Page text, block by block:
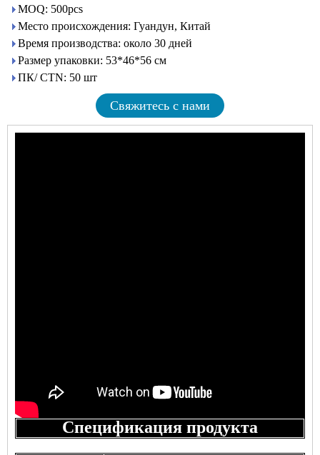
MOQ: 500pcs
Место происхождения: Гуандун, Китай
Время производства: около 30 дней
Размер упаковки: 53*46*56 см
ПК/ CTN: 50 шт
Свяжитесь с нами
Спецификация продукта